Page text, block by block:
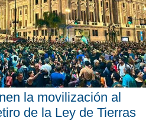
la movilización al
de la Ley de Tierras